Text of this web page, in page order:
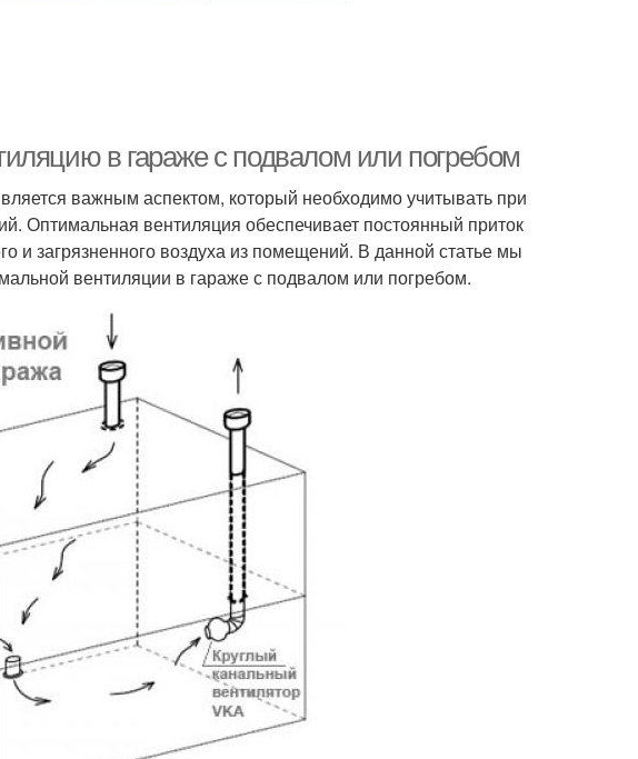
в гараже с подвалом или погребом
важным аспектом, который необходимо учитывать при
Оптимальная вентиляция обеспечивает постоянный приток
и загрязненного воздуха из помещений. В данной статье мы
вентиляции в гараже с подвалом или погребом.